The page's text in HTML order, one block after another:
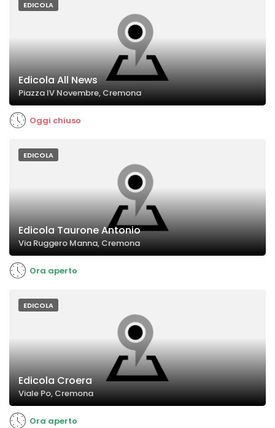
EDICOLA
Edicola All News
Piazza IV Novembre, Cremona
Oggi chiuso
EDICOLA
Edicola Taurone Antonio
Via Ruggero Manna, Cremona
Ora aperto
EDICOLA
Edicola Croera
Viale Po, Cremona
Ora aperto